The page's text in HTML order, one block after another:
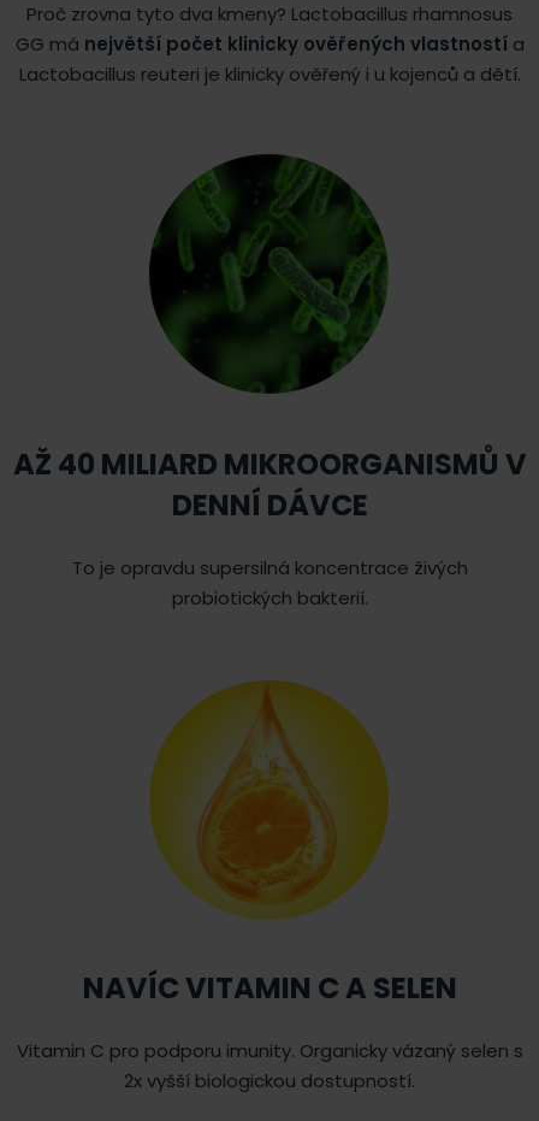
Proč zrovna tyto dva kmeny? Lactobacillus rhamnosus
GG má největší počet klinicky ověřených vlastnostía
Lactobacillus reuteri je klinicky ověřený i u kojenců a dětí.
AŽ 40 MILIARD MIKROORGANISMŮ V
DENNÍ DÁVCE
To je opravdu supersilná koncentrace živých
probiotických bakterií.
NAVÍC VITAMIN C A SELEN
Vitamin C pro podporu imunity. Organicky vázaný selen s
2x vyšší biologickou dostupností.